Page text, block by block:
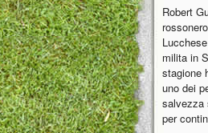
Robert
milita in
stagione
uno dei
salvezza
per